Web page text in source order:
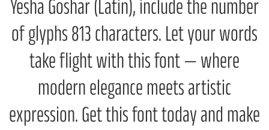
Yesha Goshar (Latin), include the number
of glyphs 813 characters. Let your words
take flight with this font — where
modern elegance meets artistic
expression. Get this font today and make